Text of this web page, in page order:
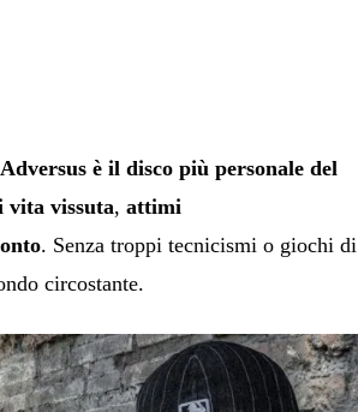
Adversus è il disco più personale del
vita vissuta,attimi
. Senza troppi tecnicismi o giochi di
circostante.